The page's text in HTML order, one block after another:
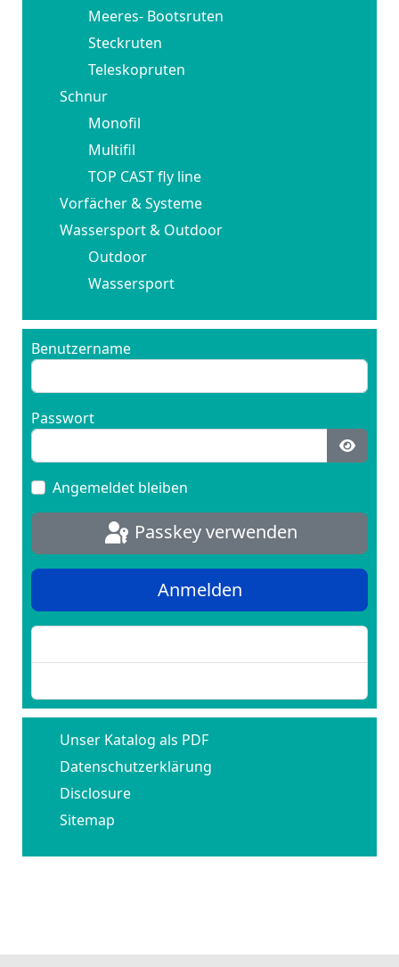
Meeres- Bootsruten
Steckruten
Teleskopruten
Schnur
Monofil
Multifil
TOP CAST fly line
Vorfächer & Systeme
Wassersport & Outdoor
Outdoor
Wassersport
Benutzername
Passwort
Angemeldet bleiben
Passkey verwenden
Anmelden
Unser Katalog als PDF
Datenschutzerklärung
Disclosure
Sitemap